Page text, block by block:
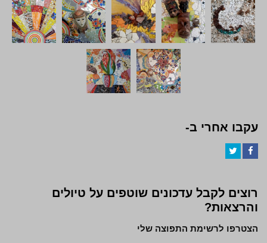
עקבו אחרי ב-
רוצים לקבל עדכונים שוטפים על טיולים
והרצאות?
הצטרפו לרשימת התפוצה שלי